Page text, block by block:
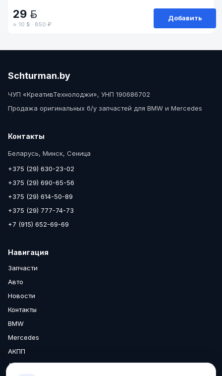
29
≈ 10 $ · 850 ₽
Добавить
Schturman.by
ЧУП «КреативТехнолоджи», УНП 190686702
Продажа оригинальных б/у запчастей для BMW и Mercedes
Контакты
Беларусь, Минск, Сеница
+375 (29) 630-23-02
+375 (29) 690-65-56
+375 (29) 614-50-89
+375 (29) 777-74-73
+7 (915) 652-69-69
Навигация
Запчасти
Авто
Новости
Контакты
BMW
Mercedes
АКПП
Аксессуары